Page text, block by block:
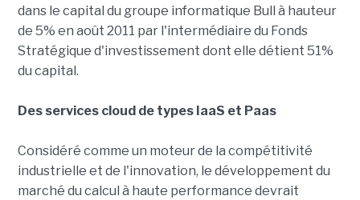
dans le capital du groupe informatique Bull à hauteur
de 5% en août 2011 par l'intermédiaire du Fonds
Stratégique d'investissement dont elle détient 51%
du capital.
Des services cloud de types IaaS et Paas
Considéré comme un moteur de la compétitivité
industrielle et de l'innovation, le développement du
marché du calcul à haute performance devrait